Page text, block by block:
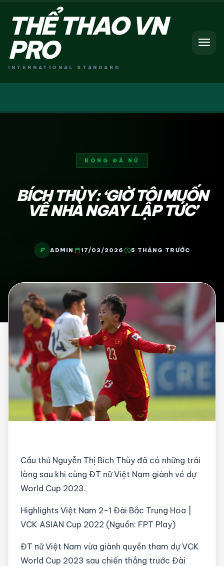
THỂ THAO VN
PRO
INTERNATIONAL STANDARD
menu
BÓNG ĐÁ NỮ
BÍCH THÙY: ‘GIỜ TÔI MUỐN
VỀ NHÀ NGAY LẬP TỨC’
P ADMIN calendar_today17/03/2026 schedule5 THÁNG TRƯỚC
Cầu thủ Nguyễn Thị Bích Thùy đã có những trải
lòng sau khi cùng ĐT nữ Việt Nam giành vé dự
World Cup 2023.
Highlights Việt Nam 2-1 Đài Bắc Trung Hoa |
VCK ASIAN Cup 2022 (Nguồn: FPT Play)
ĐT nữ Việt Nam vừa giành quyền tham dự VCK
World Cup 2023 sau chiến thắng trước Đài